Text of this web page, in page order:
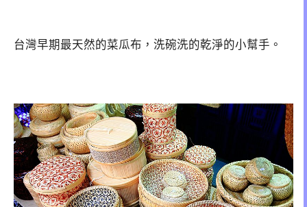
台灣早期最天然的菜瓜布，洗碗洗的乾淨的小幫手。